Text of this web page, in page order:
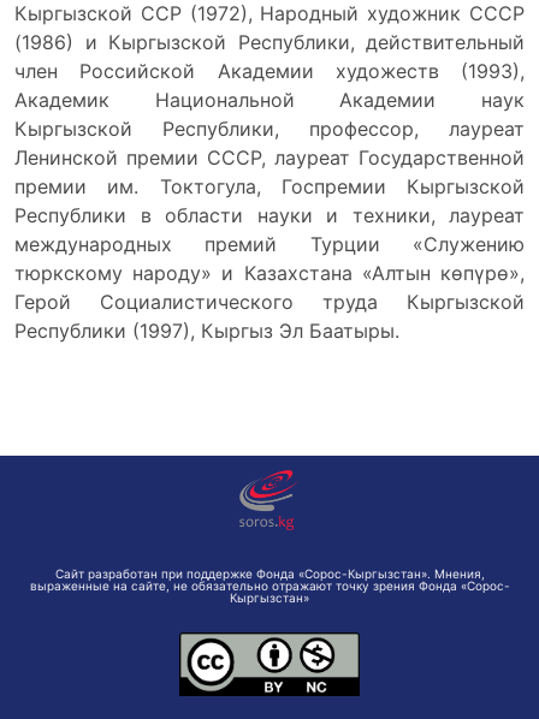
Кыргызской ССР (1972), Народный художник СССР
(1986) и Кыргызской Республики, действительный
член Российской Академии художеств (1993),
Академик Национальной Академии наук
Кыргызской Республики, профессор, лауреат
Ленинской премии СССР, лауреат Государственной
премии им. Токтогула, Госпремии Кыргызской
Республики в области науки и техники, лауреат
международных премий Турции «Служению
тюркскому народу» и Казахстана «Алтын көпүрө»,
Герой Социалистического труда Кыргызской
Республики (1997), Кыргыз Эл Баатыры.
Сайт разработан при поддержке Фонда «Сорос-Кыргызстан». Мнения,
выраженные на сайте, не обязательно отражают точку зрения Фонда «Сорос-
Кыргызстан»